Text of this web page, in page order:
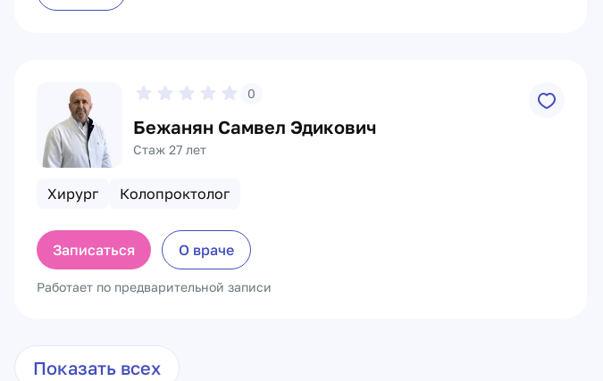
0
Бежанян Самвел Эдикович
Стаж 27 лет
Хирург Колопроктолог
Записаться О враче
Работает по предварительной записи
Показать всех